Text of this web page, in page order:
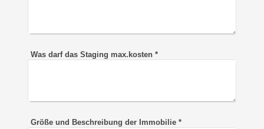
Was darf das Staging max.kosten*
Größe und Beschreibung der Immobilie*